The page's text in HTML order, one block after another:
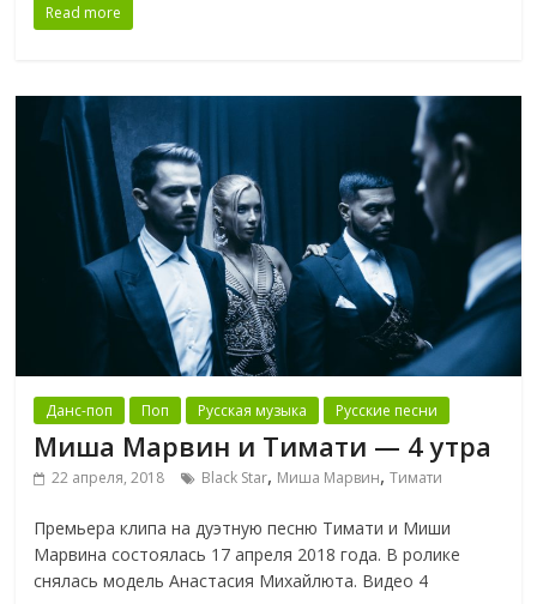
Read more
Данс-поп Поп Русская музыка Русские песни
Миша Марвин и Тимати — 4 утра
22 апреля, 2018 Black Star, Миша Марвин,Тимати
Премьера клипа на дуэтную песню Тимати и Миши
Марвина состоялась 17 апреля 2018 года. В ролике
снялась модель Анастасия Михайлюта. Видео 4